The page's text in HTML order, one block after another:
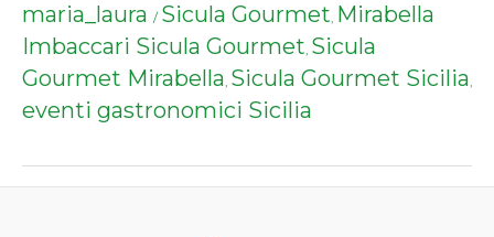
maria_laura / Sicula Gourmet, Mirabella
Imbaccari Sicula Gourmet, Sicula
Gourmet Mirabella, Sicula Gourmet Sicilia,
eventi gastronomici Sicilia